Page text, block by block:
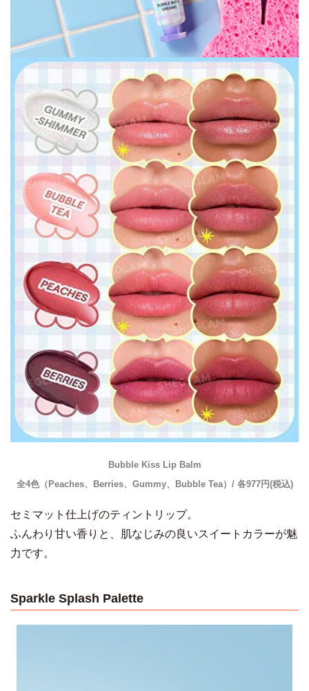
Bubble Kiss Lip Balm
全4色（Peaches、Berries、Gummy、Bubble Tea）/ 各977円(税込)
セミマット仕上げのティントリップ。
ふんわり甘い香りと、肌なじみの良いスイートカラーが魅
力です。
Sparkle Splash Palette